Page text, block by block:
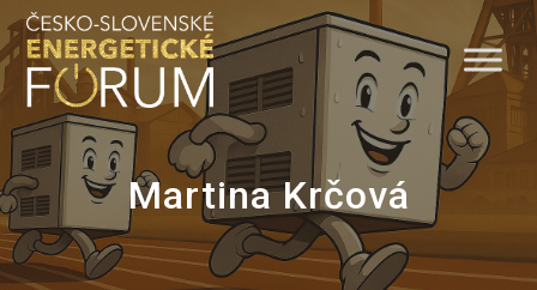
to
content
Martina Krčová